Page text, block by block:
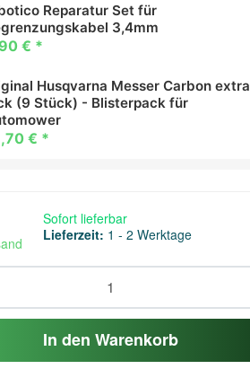
Reparatur Set für
3,4mm
€ *
Husqvarna Messer Carbon extra
(9 Stück) - Blisterpack für
€ *
Sofort lieferbar
Lieferzeit: 1 - 2 Werktage
In den Warenkorb